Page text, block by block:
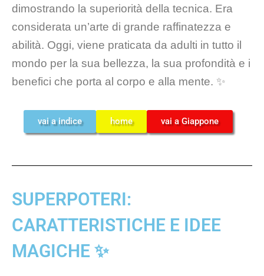
dimostrando la superiorità della tecnica. Era
considerata un’arte di grande raffinatezza e
abilità. Oggi, viene praticata da adulti in tutto il
mondo per la sua bellezza, la sua profondità e i
benefici che porta al corpo e alla mente. ✨
vai a indice home vai a Giappone
SUPERPOTERI:
CARATTERISTICHE E IDEE
MAGICHE ✨